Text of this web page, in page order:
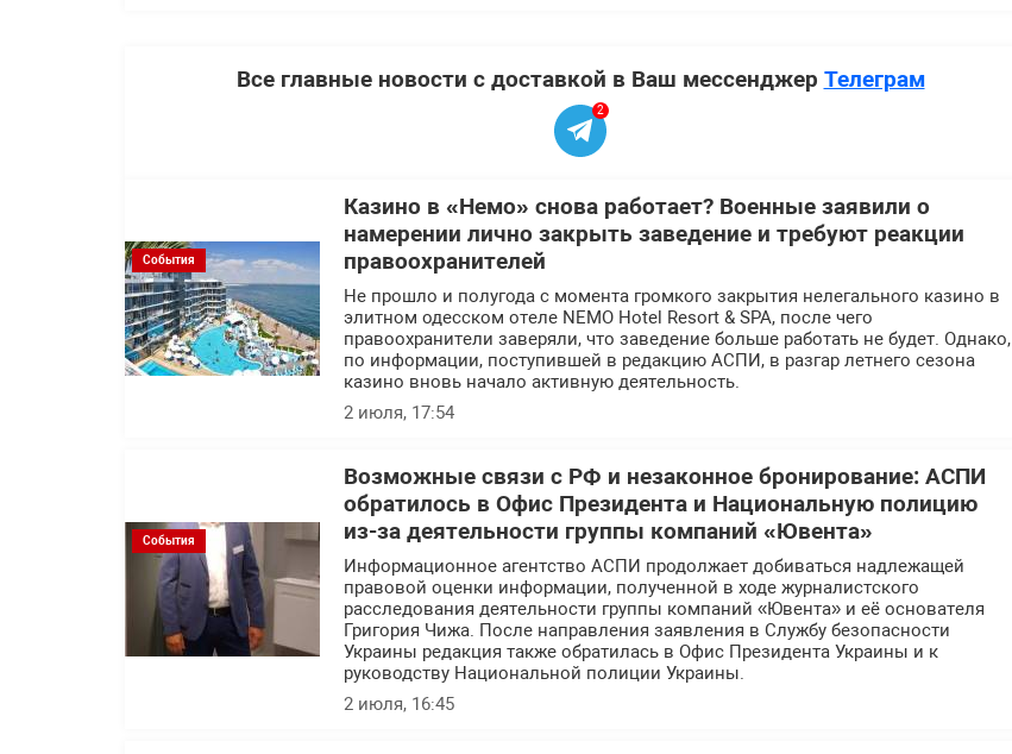
Все главные новости с доставкой в Ваш мессенджер Телеграм
2
События
Казино в «Немо» снова работает? Военные заявили о
намерении лично закрыть заведение и требуют реакции
правоохранителей
Не прошло и полугода с момента громкого закрытия нелегального казино в
элитном одесском отеле NEMO Hotel Resort & SPA, после чего
правоохранители заверяли, что заведение больше работать не будет. Однако,
по информации, поступившей в редакцию АСПИ, в разгар летнего сезона
казино вновь начало активную деятельность.
2 июля, 17:54
События
Возможные связи с РФ и незаконное бронирование: АСПИ
обратилось в Офис Президента и Национальную полицию
из-за деятельности группы компаний «Ювента»
Информационное агентство АСПИ продолжает добиваться надлежащей
правовой оценки информации, полученной в ходе журналистского
расследования деятельности группы компаний «Ювента» и её основателя
Григория Чижа. После направления заявления в Службу безопасности
Украины редакция также обратилась в Офис Президента Украины и к
руководству Национальной полиции Украины.
2 июля, 16:45